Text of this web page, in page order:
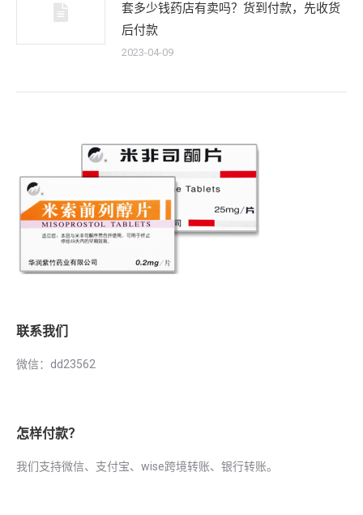
套多少钱药店有卖吗？货到付款，先收货
后付款
2023-04-09
联系我们
微信：dd23562
怎样付款？
我们支持微信、支付宝、wise跨境转账、银行转账。